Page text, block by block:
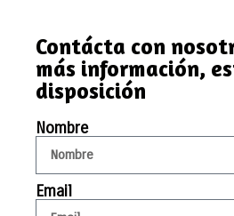
Contácta con
más información,
disposición
Nombre
Email